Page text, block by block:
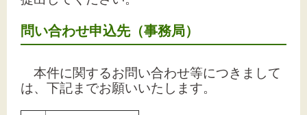
問い合わせ申込先（事務局）
本件に関するお問い合わせ等につきまして
は、下記までお願いいたします。